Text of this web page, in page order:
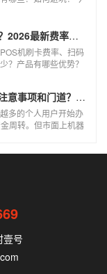
惠商通POS机费率多少？2026最新费率标准及办理全攻略
机刷卡费率、扫码
？产品有哪些优势？
个人办理POS机有哪些注意事项和门道？（2026最新避坑指南）
多的个人用户开始办
周转。但市面上机器
壹号